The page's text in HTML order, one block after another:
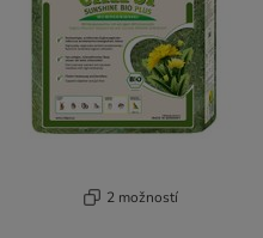
2 možností